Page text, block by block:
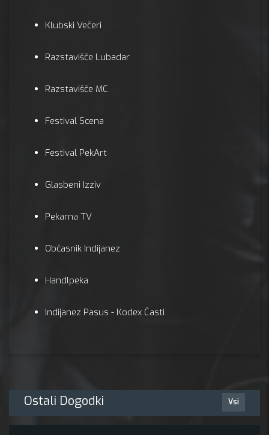
Klubski Večeri
Razstavišče Lubadar
Razstavišče MC
Festival Scena
Festival PekArt
Glasbeni Izziv
Pekarna TV
Občasnik Indijanez
Handlpeka
Indijanez Pasus - Kodex Časti
Ostali Dogodki Vsi